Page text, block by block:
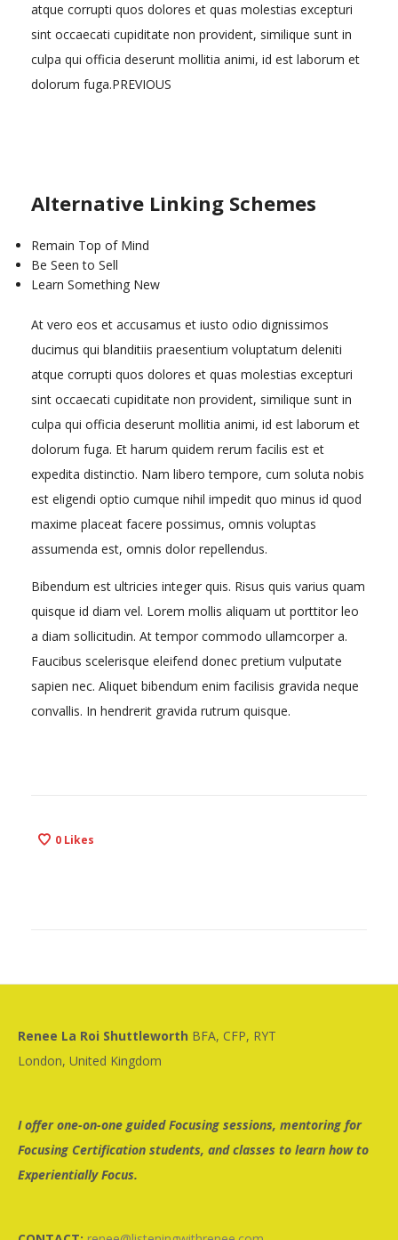
atque corrupti quos dolores et quas molestias excepturi
sint occaecati cupiditate non provident, similique sunt in
culpa qui officia deserunt mollitia animi, id est laborum et
dolorum fuga.PREVIOUS
Alternative Linking Schemes
Remain Top of Mind
Be Seen to Sell
Learn Something New
At vero eos et accusamus et iusto odio dignissimos
ducimus qui blanditiis praesentium voluptatum deleniti
atque corrupti quos dolores et quas molestias excepturi
sint occaecati cupiditate non provident, similique sunt in
culpa qui officia deserunt mollitia animi, id est laborum et
dolorum fuga. Et harum quidem rerum facilis est et
expedita distinctio. Nam libero tempore, cum soluta nobis
est eligendi optio cumque nihil impedit quo minus id quod
maxime placeat facere possimus, omnis voluptas
assumenda est, omnis dolor repellendus.
Bibendum est ultricies integer quis. Risus quis varius quam
quisque id diam vel. Lorem mollis aliquam ut porttitor leo
a diam sollicitudin. At tempor commodo ullamcorper a.
Faucibus scelerisque eleifend donec pretium vulputate
sapien nec. Aliquet bibendum enim facilisis gravida neque
convallis. In hendrerit gravida rutrum quisque.
0 Likes
Renee La Roi Shuttleworth BFA, CFP, RYT
London, United Kingdom
I offer one-on-one guided Focusing sessions, mentoring for
Focusing Certification students, and classes to learn how to
Experientially Focus.